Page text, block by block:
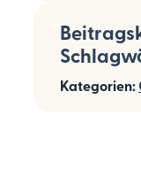
Kategorien: